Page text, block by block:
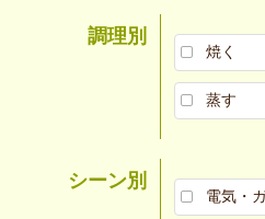
調理別
焼く
蒸す
シーン別
電気・